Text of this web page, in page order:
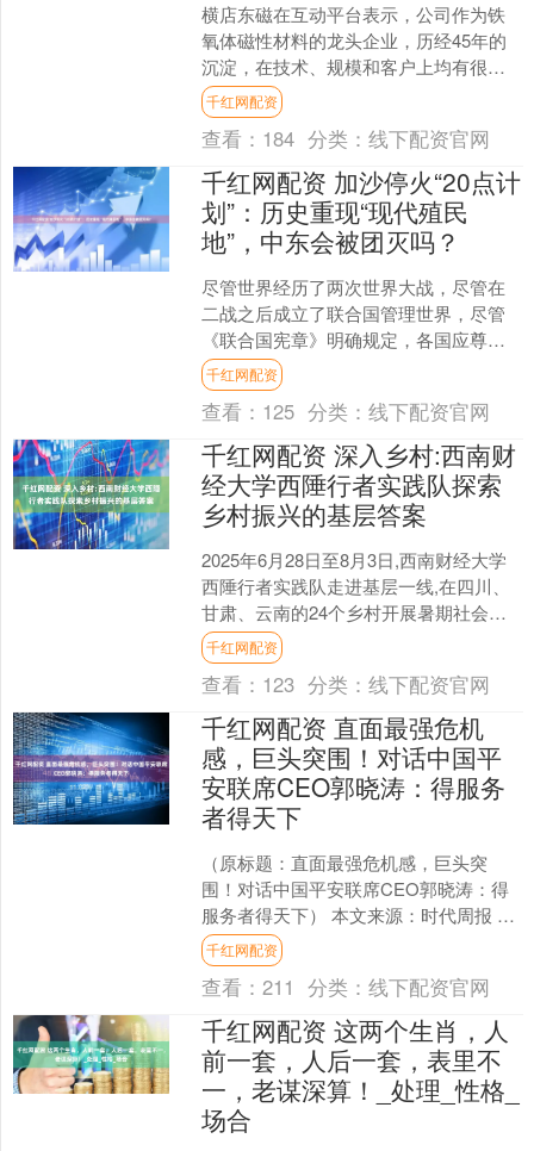
横店东磁在互动平台表示，公司作为铁
氧体磁性材料的龙头企业，历经45年的
沉淀，在技术、规模和客户上均有很强
的优势，已成为众多全球500强企业和行
业领先企业的战略合....
千红网配资
查看： 184 分类：线下配资官网
千红网配资 加沙停火“20点计
划”：历史重现“现代殖民
地”，中东会被团灭吗？
尽管世界经历了两次世界大战，尽管在
二战之后成立了联合国管理世界，尽管
《联合国宪章》明确规定，各国应尊重
主权平等和领土完整，禁止使用武力或
威胁侵害他国领土完整或政....
千红网配资
查看： 125 分类：线下配资官网
千红网配资 深入乡村:西南财
经大学西陲行者实践队探索
乡村振兴的基层答案
2025年6月28日至8月3日,西南财经大学
西陲行者实践队走进基层一线,在四川、
甘肃、云南的24个乡村开展暑期社会实
践活动。通过聚焦产学研合作对乡村产
业升级、人....
千红网配资
查看： 123 分类：线下配资官网
千红网配资 直面最强危机
感，巨头突围！对话中国平
安联席CEO郭晓涛：得服务
者得天下
（原标题：直面最强危机感，巨头突
围！对话中国平安联席CEO郭晓涛：得
服务者得天下） 本文来源：时代周报 作
者：黄嘉祥 中国平安（601318.SH；
02318.....
千红网配资
查看：211 分类：线下配资官网
千红网配资 这两个生肖，人
前一套，人后一套，表里不
一，老谋深算！_处理_性格_
场合